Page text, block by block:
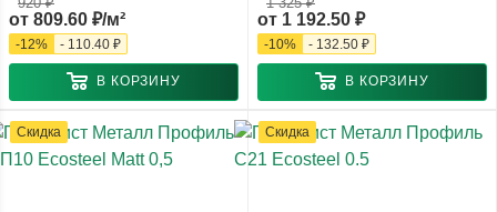
от 809.60 ₽/м²
-12% - 110.40 ₽
В КОРЗИНУ
от 1 192.50 ₽
-10% - 132.50 ₽
В КОРЗИНУ
Скидка Скидка